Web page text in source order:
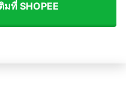
มที่ SHOPEE